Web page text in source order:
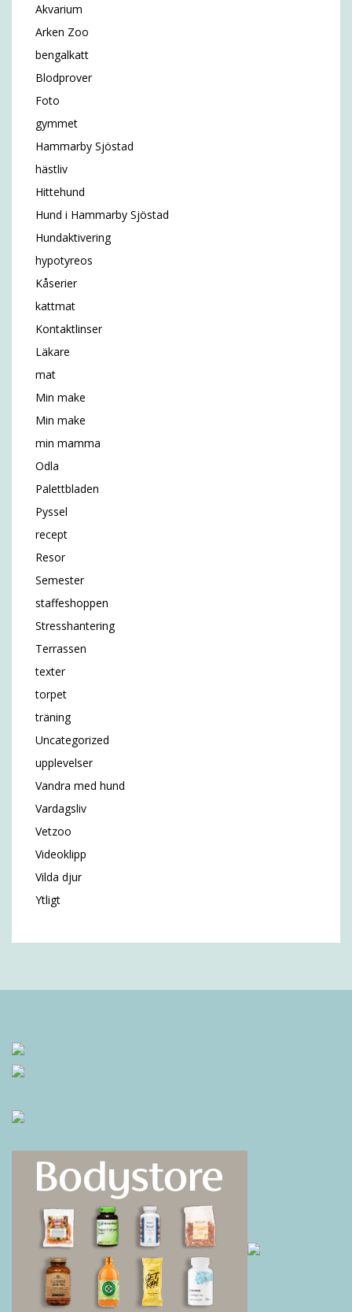
Akvarium
Arken Zoo
bengalkatt
Blodprover
Foto
gymmet
Hammarby Sjöstad
hästliv
Hittehund
Hund i Hammarby Sjöstad
Hundaktivering
hypotyreos
Kåserier
kattmat
Kontaktlinser
Läkare
mat
Min make
Min make
min mamma
Odla
Palettbladen
Pyssel
recept
Resor
Semester
staffeshoppen
Stresshantering
Terrassen
texter
torpet
träning
Uncategorized
upplevelser
Vandra med hund
Vardagsliv
Vetzoo
Videoklipp
Vilda djur
Ytligt